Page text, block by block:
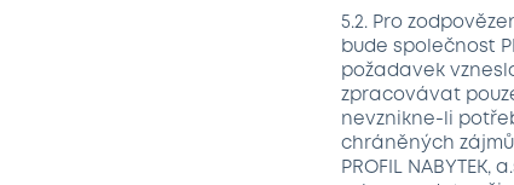
5.2. Pro
bude společnost
požadavek
zpracovávat
nevznikne-li
chráněných zájmů
PROFIL